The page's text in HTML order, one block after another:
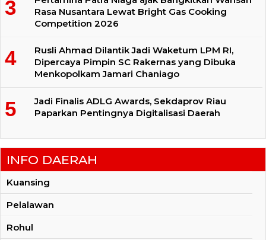
Rasa Nusantara Lewat Bright Gas Cooking
Competition 2026
Rusli Ahmad Dilantik Jadi Waketum LPM RI,
Dipercaya Pimpin SC Rakernas yang Dibuka
Menkopolkam Jamari Chaniago
Jadi Finalis ADLG Awards, Sekdaprov Riau
Paparkan Pentingnya Digitalisasi Daerah
INFO DAERAH
Kuansing
Pelalawan
Rohul